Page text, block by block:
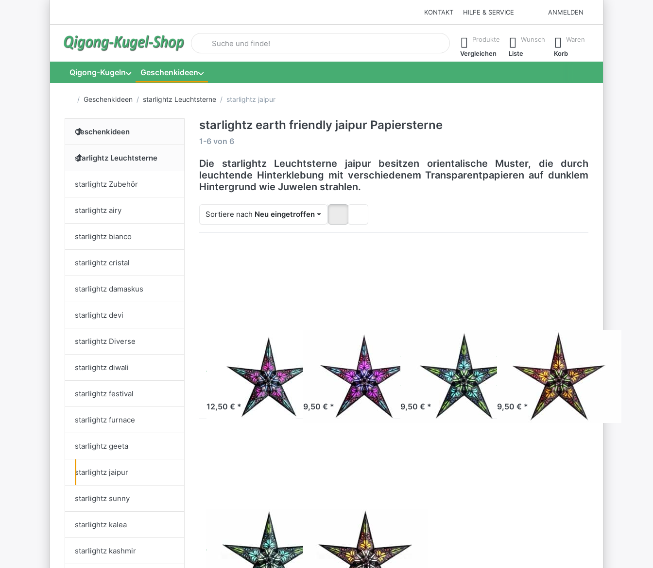
KONTAKT HILFE & SERVICE ANMELDEN
Geben Sie einen Suchbegriff ein. Während Sie tippen, erscheinen automatisch erste Ergebnisse. Drücken Sie die Eingabetaste, um
Produkte
Vergleichen
Wunsch
Liste
Waren
Korb
Qigong-Kugeln Geschenkideen
Startseite
Geschenkideen starlightz Leuchtsterne starlightz jaipur
Geschenkideen
starlightz Leuchtsterne
starlightz Zubehör
starlightz airy
starlightz bianco
starlightz cristal
starlightz damaskus
starlightz devi
starlightz Diverse
starlightz diwali
starlightz festival
starlightz furnace
starlightz geeta
starlightz jaipur
starlightz sunny
starlightz kalea
starlightz kashmir
starlightz earth friendly jaipur Papiersterne
Suchergebnisse:
1-6 von 6
Die starlightz Leuchtsterne jaipur besitzen orientalische Muster, die durch
leuchtende Hinterklebung mit verschiedenem Transparentpapieren auf dunklem
Hintergrund wie Juwelen strahlen.
Sortiere nach Neu eingetroffen
jaipur
black/pink
Sofort versandfertig, Lieferzeit 1-3 Werktage.
12,50 € *
jaipur small
black/pink
Sofort versandfertig, Lieferzeit 1-3 Werktage.
9,50 € *
jaipur small
black/turquoise
Sofort versandfertig, Lieferzeit 1-3 Werktage.
9,50 € *
jaipur small
brown/yellow
Sofort versandfertig, Lieferzeit 1-3 Werktage.
9,50 € *
jaipur
black/turquoise
jaipur
brown/yellow